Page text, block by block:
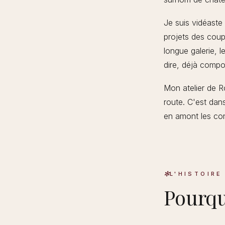
Je suis
projets des
longue galerie,
dire, déjà
Mon atelier de
route. C'est
en amont les
L'HISTOIRE